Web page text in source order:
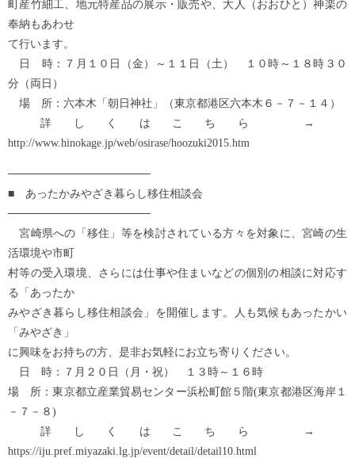
町産竹細工、地元特産品の展示・販売や、大人（おおひと）神楽の
奉納もあわせ
て行います。
日 時：７月１０日（金）～１１日（土） １０時～１８時３０
分（両日）
場 所：六本木「朝日神社」（東京都港区六本木６－７－１４）
詳しくはこちら →
http://www.hinokage.jp/web/osirase/hoozuki2015.htm
──────────────────
■ あったかみやざき暮らし移住相談会
──────────────────
宮崎県への「移住」等を検討されている方々を対象に、宮崎の生
活環境や市町
村等の受入環境、さらには仕事や住まいなどの個別の相談に対応す
る「あったか
みやざき暮らし移住相談会」を開催します。人も気候もあったかい
「みやざき」
に興味をお持ちの方、是非お気軽にお立ち寄りください。
日 時：７月２０日（月・祝） １３時～１６時
場 所：東京都立産業貿易センター浜松町館５階(東京都港区海岸１
－７－８)
詳しくはこちら →
https://iju.pref.miyazaki.lg.jp/event/detail/detail10.html